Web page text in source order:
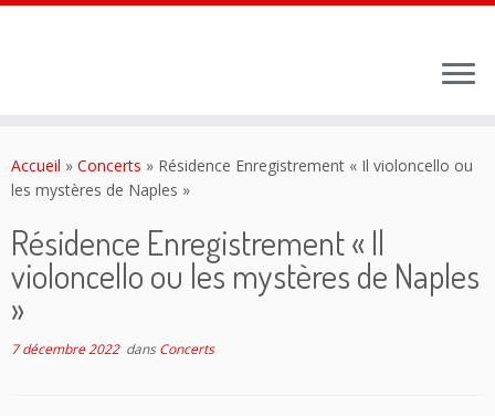
au
contenu
Accueil » Concerts » Résidence Enregistrement « Il violoncello ou
les mystères de Naples »
Résidence Enregistrement « Il
violoncello ou les mystères de Naples
»
7 décembre 2022dansConcerts